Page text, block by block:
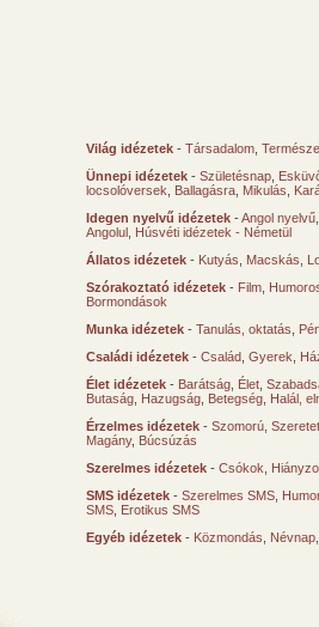
Világ idézetek - Társadalom
Ünnepi idézetek - Születésnap
locsolóversek
Ballagásra Mikulás
Idegen nyelvű idézetek -Angol nyelvű
Angolul Húsvéti idézetek - Németül
Állatos idézetek - Kutyás Macskás
Szórakoztató idézetek - Film
Bormondások
Munka idézetek - Tanulás, oktatás
Családi idézetek - Család Gyerek
Élet idézetek - Barátság Élet
Butaság Hazugság Betegség Halál,
Érzelmes idézetek - Szomorú Szeretet
Magány, Búcsúzás
Szerelmes idézetek - Csókok
SMS idézetek - Szerelmes SMS
SMS Erotikus SMS
Egyéb idézetek - Közmondás Névnap